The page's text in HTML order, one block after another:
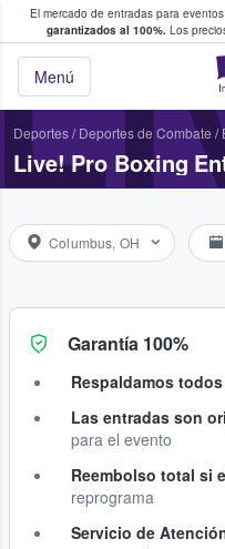
El mercado de entradas para
garantizados al 100%. Los
Menú
y venta de
Deportes/ Deportes de Combate /
Live! Pro Boxing
Columbus, OH
Garantía 100%
Respaldamos
Las entradas son
para el evento
Reembolso total si
reprograma
Servicio de